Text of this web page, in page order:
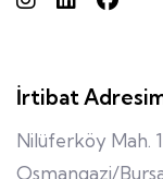
İrtibat
Nilüferköy Mah.
Osmangazi/